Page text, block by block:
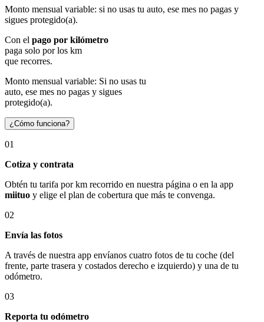
Monto mensual variable: si no usas tu auto, ese mes no pagas y
sigues protegido(a).
Con el pago por kilómetro
paga solo por los km
que recorres.
Monto mensual variable: Si no usas tu
auto, ese mes no pagas y sigues
protegido(a).
¿Cómo funciona?
01
Cotiza y contrata
Obtén tu tarifa por km recorrido en nuestra página o en la app
miituo y elige el plan de cobertura que más te convenga.
02
Envía las fotos
A través de nuestra app envíanos cuatro fotos de tu coche (del
frente, parte trasera y costados derecho e izquierdo) y una de tu
odómetro.
03
Reporta tu odómetro